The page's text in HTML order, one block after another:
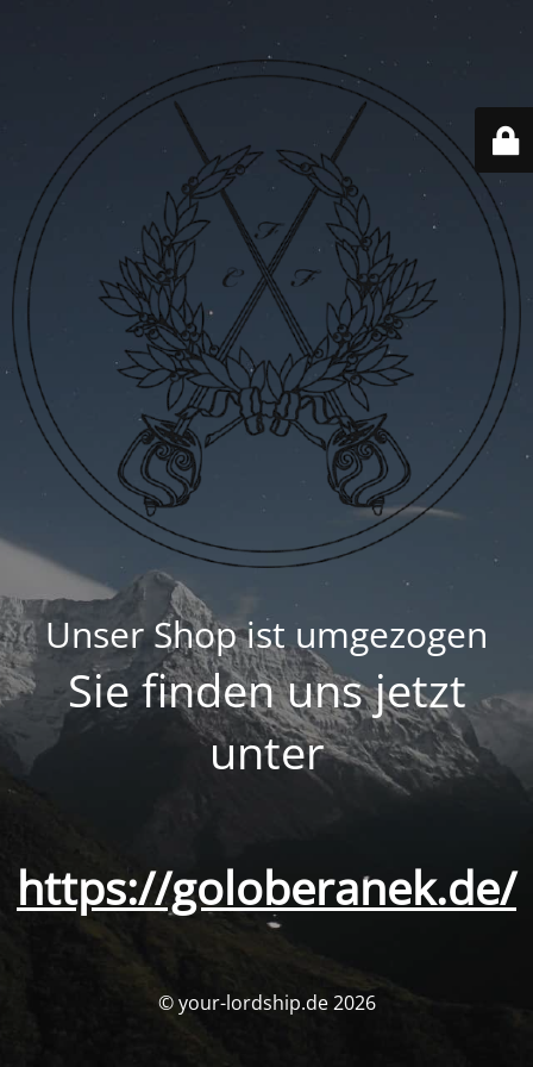
Unser Shop ist umgezogen
Sie finden uns jetzt
unter
https://goloberanek.de/
© your-lordship.de 2026